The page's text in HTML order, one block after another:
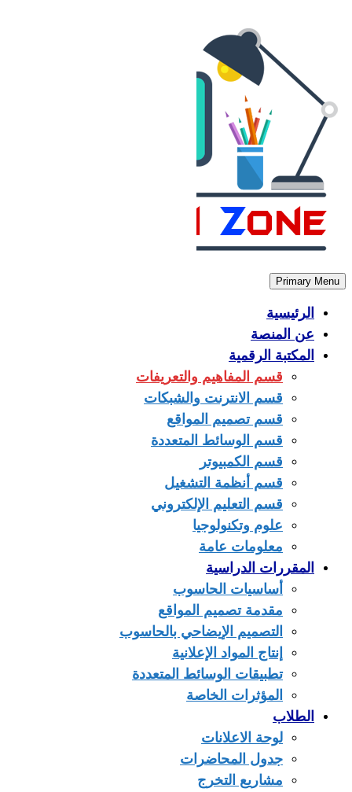
Primary Menu
الرئيسية
عن المنصة
المكتبة الرقمية
قسم المفاهيم والتعريفات
قسم الانترنت والشبكات
قسم تصميم المواقع
قسم الوسائط المتعددة
قسم الكمبيوتر
قسم أنظمة التشغيل
قسم التعليم الإلكتروني
علوم وتكنولوجيا
معلومات عامة
المقررات الدراسية
أساسيات الحاسوب
مقدمة تصميم المواقع
التصميم الإيضاحي بالحاسوب
إنتاج المواد الإعلانية
تطبيقات الوسائط المتعددة
المؤثرات الخاصة
الطلاب
لوحة الاعلانات
جدول المحاضرات
مشاريع التخرج